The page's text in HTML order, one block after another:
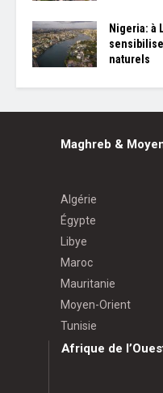
Nigeria: à
naturels
Maghreb &
Algérie
Égypte
Libye
Maroc
Mauritanie
Moyen-Orient
Tunisie
Afrique de